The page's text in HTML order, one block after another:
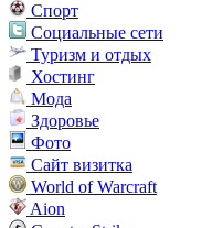
Спорт
Социальные сети
Туризм и отдых
Хостинг
Мода
Здоровье
Фото
Сайт визитка
World of Warcraft
Aion